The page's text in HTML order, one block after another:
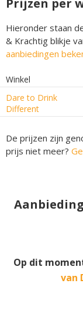
Prijzen per
Hieronder staan
& Krachtig blikje
aanbiedingen
Winkel
Dare to Drink
Different
De prijzen zijn
prijs niet meer?
Op dit
van